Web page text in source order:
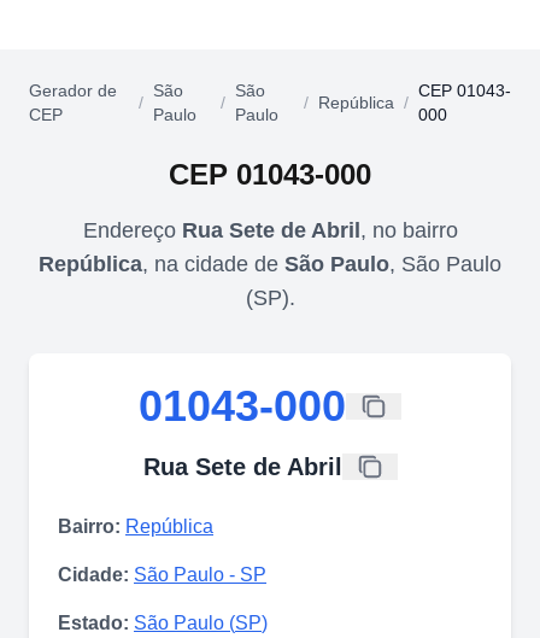
Gerador de
CEP
/
São
Paulo
/
São
Paulo
/ República /
CEP 01043-
000
CEP 01043-000
Endereço Rua Sete de Abril, no bairro
República, na cidade de São Paulo, São Paulo
(SP).
01043-000
Rua Sete de Abril
Bairro: República
Cidade: São Paulo - SP
Estado: São Paulo (SP)